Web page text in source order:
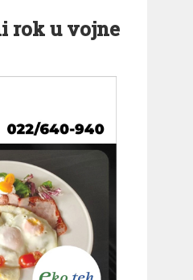
rok u vojne